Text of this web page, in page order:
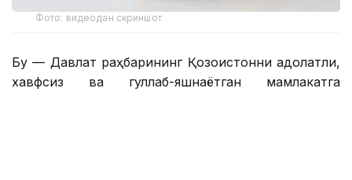
Фото: видеодан скриншот
Бу — Давлат раҳбарининг Қозоғистонни адолатли,
хавфсиз ва гуллаб-яшнаётган мамлакатга